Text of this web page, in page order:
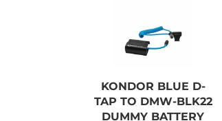
KONDOR BLUE D-
TAP TO DMW-BLK22
DUMMY BATTERY